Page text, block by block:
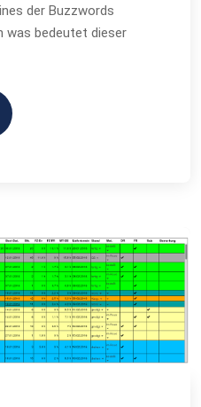
der Buzzwords
was bedeutet dieser